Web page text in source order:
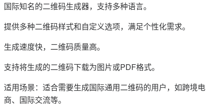
国际知名的二维码生成器，支持多种语言。
提供多种二维码样式和自定义选项，满足个性化需求。
生成速度快，二维码质量高。
支持将生成的二维码下载为图片或PDF格式。
适用场景：适合需要生成国际通用二维码的用户，如跨境电
商、国际交流等。